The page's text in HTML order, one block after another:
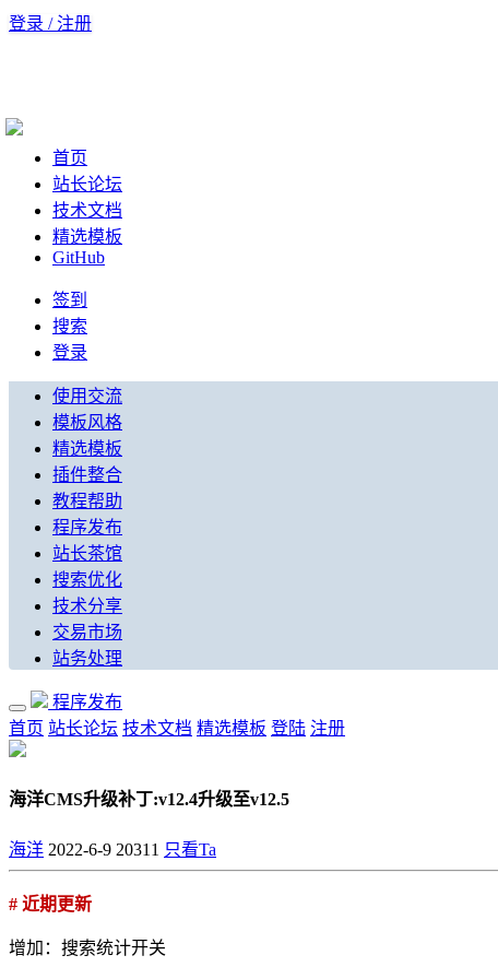
登录 / 注册
首页
站长论坛
技术文档
精选模板
GitHub
签到
搜索
登录
使用交流
模板风格
精选模板
插件整合
教程帮助
程序发布
站长茶馆
搜索优化
技术分享
交易市场
站务处理
程序发布
首页 站长论坛 技术文档 精选模板 登陆 注册
海洋CMS升级补丁:v12.4升级至v12.5
海洋 2022-6-9 20311 只看Ta
# 近期更新
增加：搜索统计开关